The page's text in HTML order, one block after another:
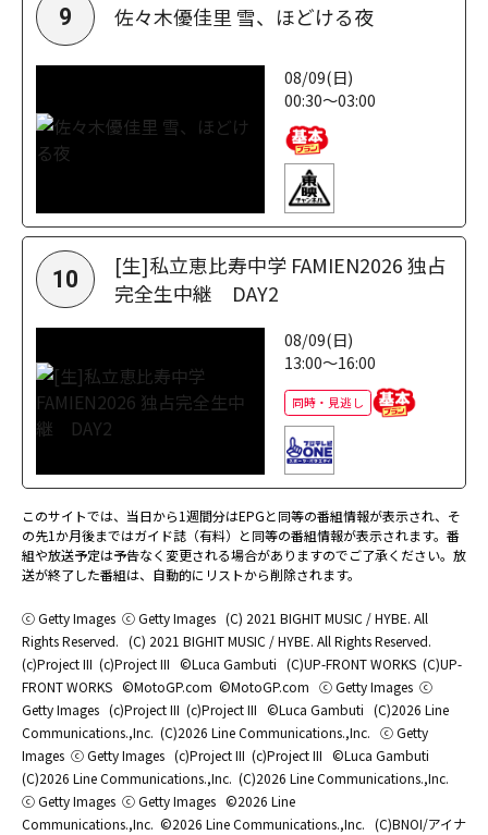
9 佐々木優佳里 雪、ほどける夜
08/09(日)
00:30～03:00
10
[生]私立恵比寿中学 FAMIEN2026 独占
完全生中継 DAY2
08/09(日)
13:00～16:00
同時・見逃し
このサイトでは、当日から1週間分はEPGと同等の番組情報が表示され、そ
の先1か月後まではガイド誌（有料）と同等の番組情報が表示されます。番
組や放送予定は予告なく変更される場合がありますのでご了承ください。放
送が終了した番組は、自動的にリストから削除されます。
ⓒ Getty Images ⓒ Getty Images (C) 2021 BIGHIT MUSIC / HYBE. All
Rights Reserved. (C) 2021 BIGHIT MUSIC / HYBE. All Rights Reserved.
(c)Project III (c)Project III ©Luca Gambuti (C)UP-FRONT WORKS (C)UP-
FRONT WORKS ©MotoGP.com ©MotoGP.com ⓒ Getty Images ⓒ
Getty Images (c)Project III (c)Project III ©Luca Gambuti (C)2026 Line
Communications.,Inc. (C)2026 Line Communications.,Inc. ⓒ Getty
Images ⓒ Getty Images (c)Project III (c)Project III ©Luca Gambuti
(C)2026 Line Communications.,Inc. (C)2026 Line Communications.,Inc.
ⓒ Getty Images ⓒ Getty Images ©2026 Line
Communications.,Inc. ©2026 Line Communications.,Inc. (C)BNOI/アイナ